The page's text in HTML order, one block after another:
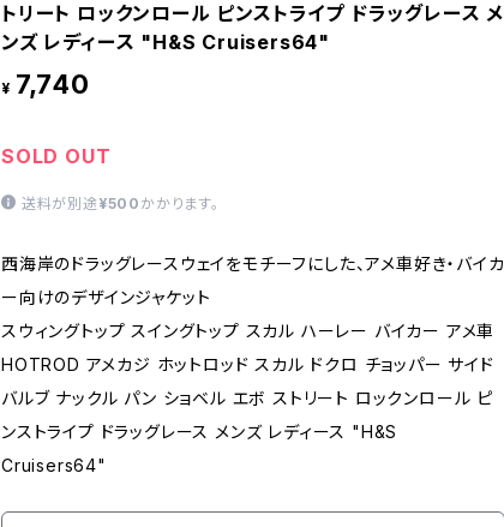
トリート ロックンロール ピンストライプ ドラッグレース メ
ンズ レディース "H&S Cruisers64"
¥ 7,740
SOLD OUT
送料が別途 ¥500 かかります。
西海岸のドラッグレースウェイをモチーフにした、アメ車好き・バイカ
ー向けのデザインジャケット
スウィングトップ スイングトップ スカル ハーレー バイカー アメ車
HOTROD アメカジ ホットロッド スカル ドクロ チョッパー サイド
バルブ ナックル パン ショベル エボ ストリート ロックンロール ピ
ンストライプ ドラッグレース メンズ レディース "H&S
Cruisers64"